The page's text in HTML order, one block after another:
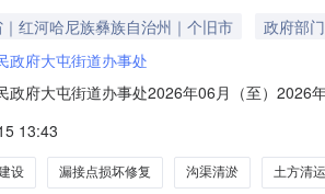
红河哈尼族彝族自治州｜个旧市
政府部门
政府大屯街道办事处
政府大屯街道办事处2026年06月（至）2026
：个旧市大屯街道2026年龙井社区人居环境
13:43
设 漏接点损坏修复 沟渠清淤 土方清运